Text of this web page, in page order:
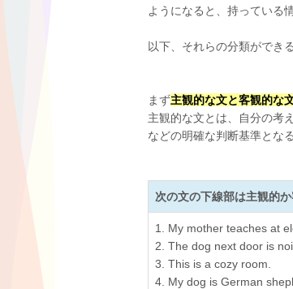
ようになると、持っている
以下、それらの分類ができ
まず主観的な文と客観的な
主観的な文とは、自分の考
などの明確な判断基準とな
次の文の下線部は主観的か
1. My mother teaches at
2. The dog next door is
3. This is a cozy room.
4. My dog is German